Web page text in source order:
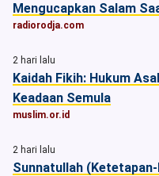
Mengucapkan Salam
radiorodja.com
2 hari lalu
Kaidah Fikih: Hukum
Keadaan Semula
muslim.or.id
2 hari lalu
Sunnatullah